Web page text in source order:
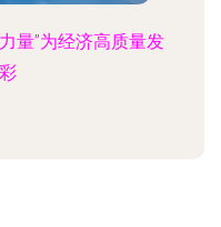
量”为经济高质量发